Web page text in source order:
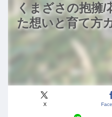
くまざさの抱擁
た想いと育て方
X